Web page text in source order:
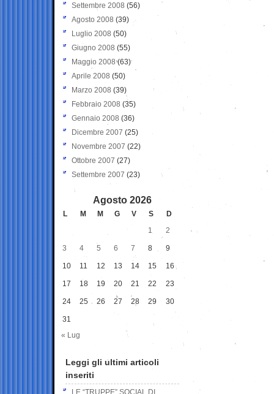
Settembre 2008 (56)
Agosto 2008 (39)
Luglio 2008 (50)
Giugno 2008 (55)
Maggio 2008(63)
Aprile 2008 (50)
Marzo 2008 (39)
Febbraio 2008 (35)
Gennaio 2008 (36)
Dicembre 2007 (25)
Novembre 2007 (22)
Ottobre 2007 (27)
Settembre 2007 (23)
Agosto 2026
L M M G V S
D
1
2
3 4 5 6 7 8 9
10 11 12 13 14 15 16
17 18 19 20 21 22 23
24 25 26 27 28 29 30
31
« Lug
Leggi gli ultimi articoli
inseriti
LE “TRUPPE” SOCIAL DI